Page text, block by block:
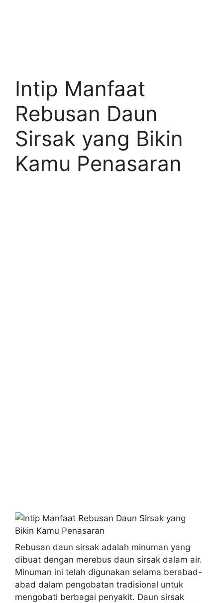
Intip Manfaat
Rebusan Daun
Sirsak yang Bikin
Kamu Penasaran
Rebusan daun sirsak adalah minuman yang
dibuat dengan merebus daun sirsak dalam air.
Minuman ini telah digunakan selama berabad-
abad dalam pengobatan tradisional untuk
mengobati berbagai penyakit. Daun sirsak